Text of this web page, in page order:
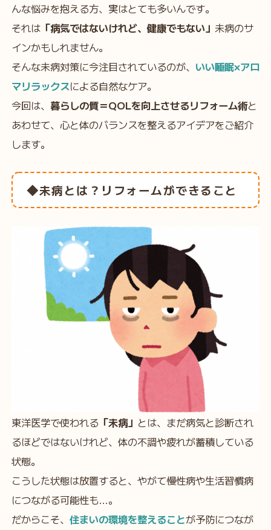
んな悩みを抱える方、実はとても多いんです。
それは「病気ではないけれど、健康でもない」 未病のサ
インかもしれません。
そんな未病対策に今注目されているのが、 いい睡眠×アロ
マリラックスによる自然なケア。
今回は、 暮らしの質＝QOLを向上させるリフォーム術と
あわせて、心と体のバランスを整えるアイデアをご紹介
します。
◆未病とは？リフォームができること
東洋医学で使われる 「未病」 とは、まだ病気と診断され
るほどではないけれど、体の不調や疲れが蓄積している
状態。
こうした状態は放置すると、やがて慢性病や生活習慣病
につながる可能性も…。
だからこそ、 住まいの環境を整えることが予防につなが